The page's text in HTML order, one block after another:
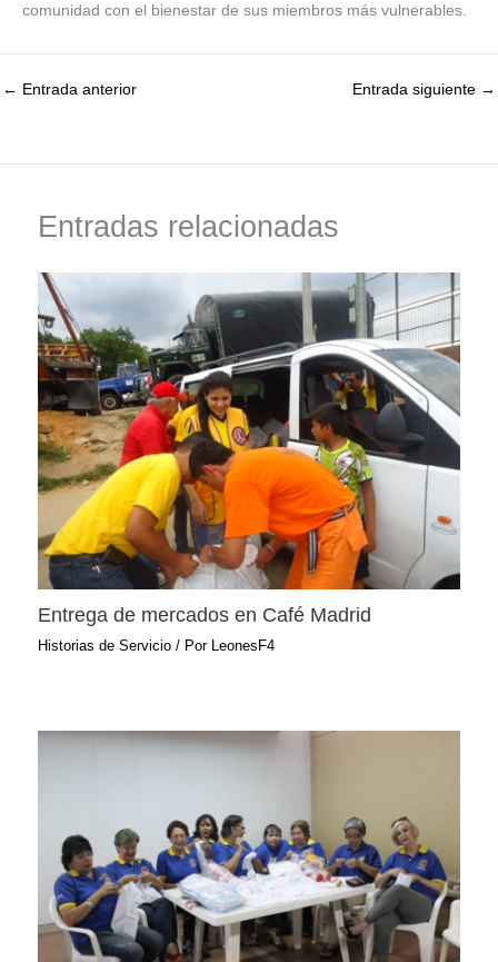
comunidad con el bienestar de sus miembros más vulnerables.
← Entrada anterior Entrada siguiente →
Entradas relacionadas
Entrega de mercados en Café Madrid
Historias de Servicio / Por LeonesF4